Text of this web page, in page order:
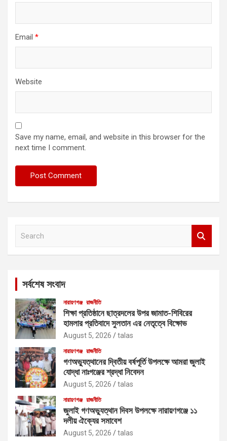
Email *
Website
Save my name, email, and website in this browser for the
next time I comment.
সর্বশেষ সংবাদ
নারায়ণগঞ্জ রাজনীতি
শিক্ষা প্রতিষ্ঠানে ছাত্রদলের উপর জামাত-শিবিরের
হামলার প্রতিবাদে সুলতান এর নেতৃত্বে বিক্ষোভ
August 5, 2026 talas
নারায়ণগঞ্জ রাজনীতি
গণঅভ্যুত্থানের দ্বিতীয় বর্ষপূর্তি উপলক্ষে আমরা জুলাই
যোদ্ধা নাঃগঞ্জের শ্রদ্ধা নিবেদন
August 5, 2026 talas
নারায়ণগঞ্জ রাজনীতি
জুলাই গণঅভ্যুত্থান দিবস উপলক্ষে নারায়ণগঞ্জে ১১
দলীয় ঐক্যের সমাবেশ
August 5, 2026 talas